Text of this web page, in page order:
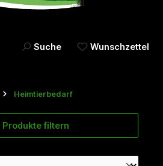
Suche
Wunschzettel
Heimtierbedarf
Produkte filtern